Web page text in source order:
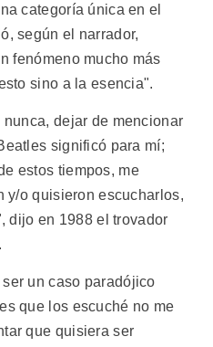
categoría única en el
según el narrador,
fenómeno mucho más
sino a la esencia".
dejar de mencionar
significó para mí;
estos tiempos, me
y/o quisieron escucharlos,
dijo en 1988 el trovador
un caso paradójico
que los escuché no me
que quisiera ser